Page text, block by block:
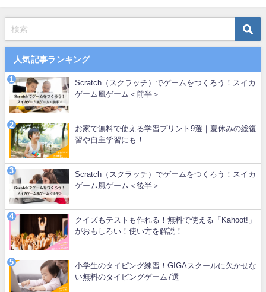
人気記事ランキング
Scratch（スクラッチ）でゲームをつくろう！スイカ
ゲーム風ゲーム＜前半＞
お家で無料で使える学習プリント9選｜夏休みの総復
習や自主学習にも！
Scratch（スクラッチ）でゲームをつくろう！スイカ
ゲーム風ゲーム＜後半＞
クイズもテストも作れる！無料で使える「Kahoot!」
がおもしろい！使い方を解説！
小学生のタイピング練習！GIGAスクールに欠かせな
い無料のタイピングゲーム7選